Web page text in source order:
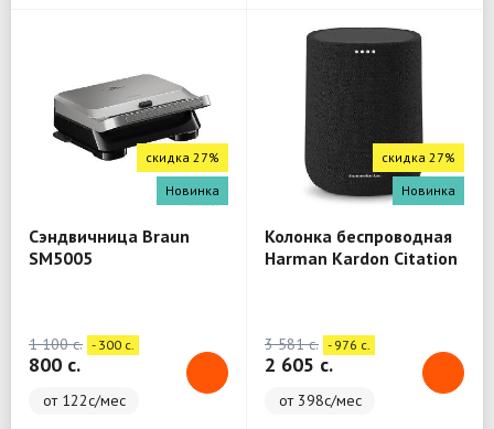
скидка 27%
Новинка
Сэндвичница Braun
SM5005
1 100 c. - 300 c.
800 c.
от 122с/мес
скидка 27%
Новинка
Колонка беспроводная
Harman Kardon Citation
3 581 c. - 976 c.
2 605 c.
от 398с/мес